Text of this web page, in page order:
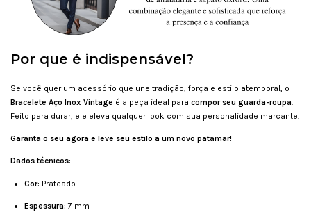
Por que é indispensável?
Se você quer um acessório que une tradição, força e estilo atemporal, o
Bracelete Aço Inox Vintage é a peça ideal para compor seu guarda-roupa.
Feito para durar, ele eleva qualquer look com sua personalidade marcante.
Garanta o seu agora e leve seu estilo a um novo patamar!
Dados técnicos:
Cor: Prateado
Espessura:7 mm